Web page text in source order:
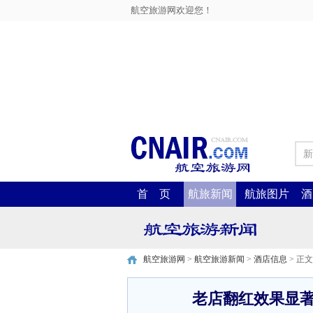
航空旅游网欢迎您！
首 页 航旅新闻 航旅图片
航空旅游网 > 航空旅游新闻 > 酒店信息 > 正文
老店翻红效果显